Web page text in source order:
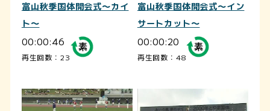
富山秋季国体開会式～カイ
ト～
00:00:46
再生回数：23
富山秋季国体開会式～イン
サートカット～
00:00:20
再生回数：48